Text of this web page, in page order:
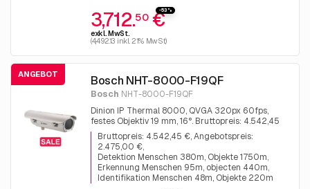
-53%
3,712.50€
exkl. MwSt.
(4,492.13 inkl. 21% MwSt)
ANGEBOT Bosch NHT-8000-F19QF
Bosch NHT-8000-F19QF
Dinion IP Thermal 8000, QVGA 320px 60fps,
festes Objektiv 19 mm, 16°. Bruttopreis: 4.542,45
€, Angebotspreis: 2.475,00 €
Bruttopreis: 4.542,45 €, Angebotspreis:
2.475,00 €
Detektion Menschen 380m, Objekte 1750m
Erkennung Menschen 95m, objecten 440m
Identifikation Menschen 48m, Objekte 220m